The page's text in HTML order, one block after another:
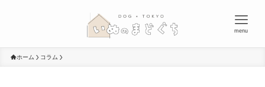
menu
ホーム コラム